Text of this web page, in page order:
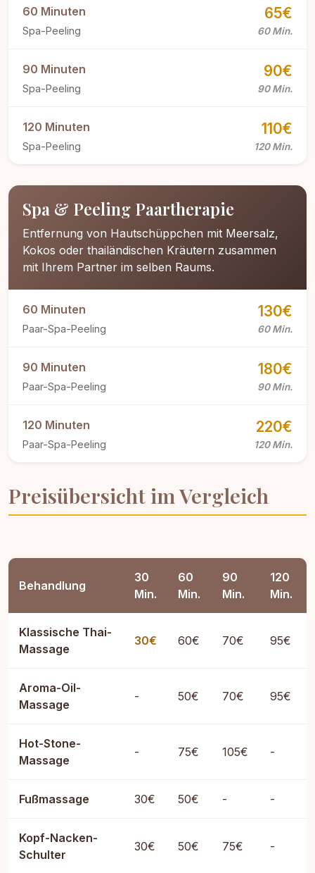
60 Minuten
Spa-Peeling
65€
60 Min.
90 Minuten
Spa-Peeling
90€
90 Min.
120 Minuten
Spa-Peeling
110€
120 Min.
Spa & Peeling Paartherapie
Entfernung von Hautschüppchen mit Meersalz,
Kokos oder thailändischen Kräutern zusammen
mit Ihrem Partner im selben Raums.
60 Minuten
Paar-Spa-Peeling
130€
60 Min.
90 Minuten
Paar-Spa-Peeling
180€
90 Min.
120 Minuten
Paar-Spa-Peeling
220€
120 Min.
Preisübersicht im Vergleich
Behandlung
30
Min.
60
Min.
90
Min.
120
Min.
Klassische Thai-
Massage
30€ 60€ 70€ 95€
Aroma-Oil-
Massage
- 50€ 70€ 95€
Hot-Stone-
Massage
- 75€ 105€ -
Fußmassage 30€ 50€ - -
Kopf-Nacken-
Schulter
30€ 50€ 75€ -